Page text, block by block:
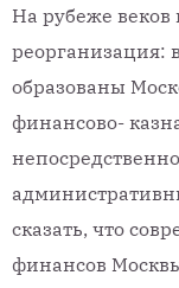
На рубеже
реорганизация:
образованы
финансово-
сказать, что
финансов